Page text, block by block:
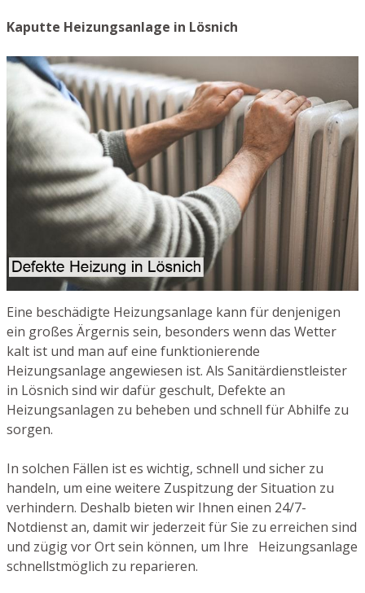
Kaputte Heizungsanlage in Lösnich
Eine beschädigte Heizungsanlage kann für denjenigen
ein großes Ärgernis sein, besonders wenn das Wetter
kalt ist und man auf eine funktionierende
Heizungsanlage angewiesen ist. Als Sanitärdienstleister
in Lösnich sind wir dafür geschult, Defekte an
Heizungsanlagen zu beheben und schnell für Abhilfe zu
sorgen.
In solchen Fällen ist es wichtig, schnell und sicher zu
handeln, um eine weitere Zuspitzung der Situation zu
verhindern. Deshalb bieten wir Ihnen einen 24/7-
Notdienst an, damit wir jederzeit für Sie zu erreichen sind
und zügig vor Ort sein können, um Ihre Heizungsanlage
schnellstmöglich zu reparieren.